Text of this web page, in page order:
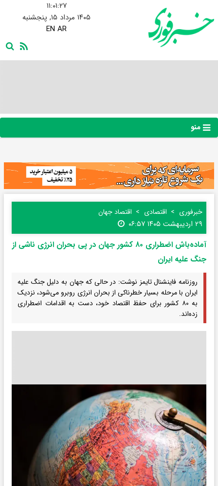
۱۱:۰۱:۲۸
۱۴۰۵ مرداد ۱۵, پنجشنبه
EN AR
منو
خبرفوری اقتصادی اقتصاد جهان
۲۹ اردیبهشت ۱۴۰۵ ۰۶:۵۷
آماده‌باش اضطراری ۸۰ کشور جهان در پی بحران انرژی ناشی از
جنگ علیه ایران
روزنامه فاینشنال تایمز نوشت: در حالی که جهان به دلیل جنگ علیه
ایران با مرحله بسیار خطرناکی از بحران انرژی روبرو می‌شود، نزدیک
به ۸۰ کشور برای حفظ اقتصاد خود، دست به اقدامات اضطراری
زده‌اند.